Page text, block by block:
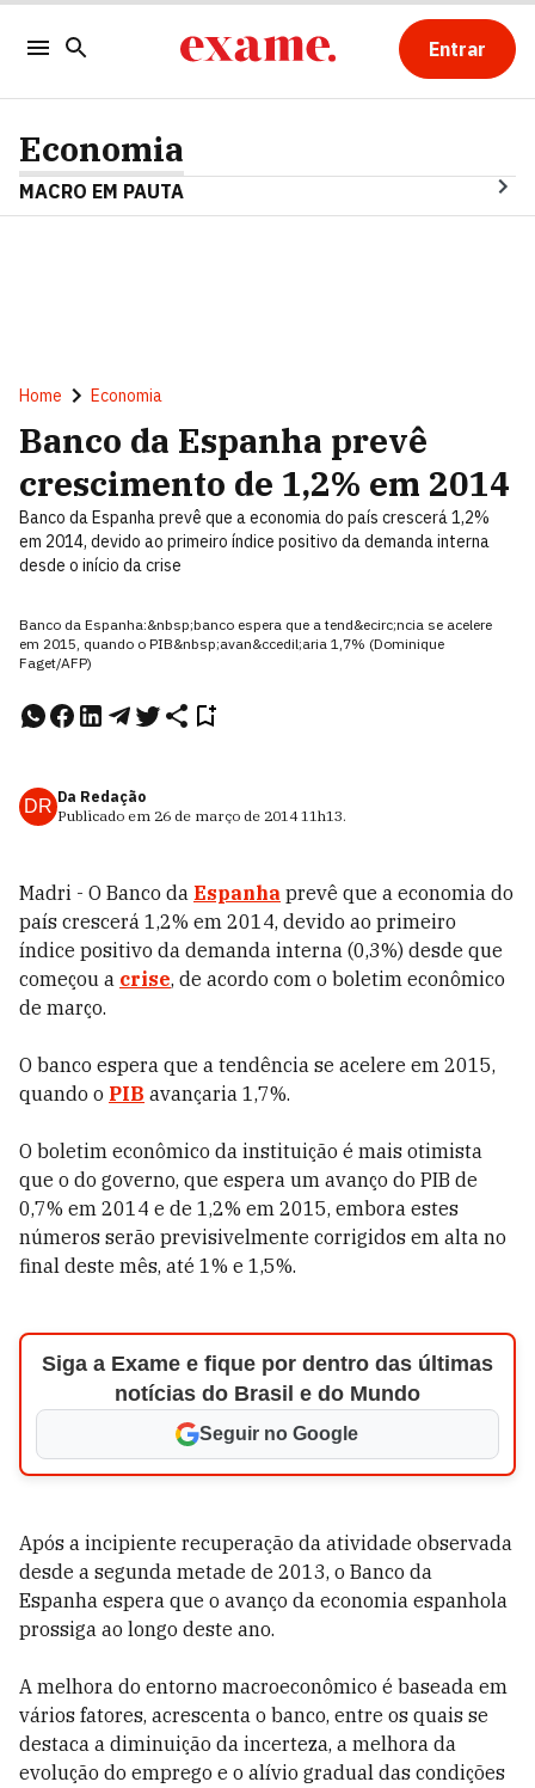
Entrar
Economia
MACRO EM PAUTA
Home Economia
Banco da Espanha prevê
crescimento de 1,2% em 2014
Banco da Espanha prevê que a economia do país crescerá 1,2%
em 2014, devido ao primeiro índice positivo da demanda interna
desde o início da crise
Banco da Espanha:&nbsp;banco espera que a tend&ecirc;ncia se acelere
em 2015, quando o PIB&nbsp;avan&ccedil;aria 1,7% (Dominique
Faget/AFP)
DR Da Redação
Publicado em 26 de março de 2014 11h13.
Madri - O Banco da Espanha prevê que a economia do
país crescerá 1,2% em 2014, devido ao primeiro
índice positivo da demanda interna (0,3%) desde que
começou a crise, de acordo com o boletim econômico
de março.
O banco espera que a tendência se acelere em 2015,
quando o PIB avançaria 1,7%.
O boletim econômico da instituição é mais otimista
que o do governo, que espera um avanço do PIB de
0,7% em 2014 e de 1,2% em 2015, embora estes
números serão previsivelmente corrigidos em alta no
final deste mês, até 1% e 1,5%.
Siga a Exame e fique por dentro das últimas
notícias do Brasil e do Mundo
Seguir no Google
Após a incipiente recuperação da atividade observada
desde a segunda metade de 2013, o Banco da
Espanha espera que o avanço da economia espanhola
prossiga ao longo deste ano.
A melhora do entorno macroeconômico é baseada em
vários fatores, acrescenta o banco, entre os quais se
destaca a diminuição da incerteza, a melhora da
evolução do emprego e o alívio gradual das condições